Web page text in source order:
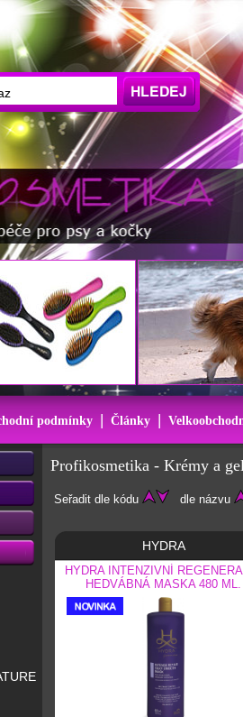
podmínky | Články |
Profikosmetika - Krémy a
Seřadit dle kódu dle názvu
HYDRA
HYDRA INTENZIVNÍ
HEDVÁBNÁ MASKA 480 ML.